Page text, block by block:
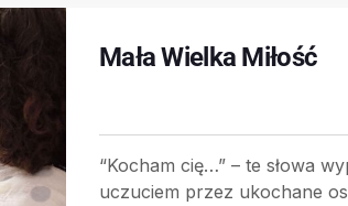
Mała Wielka Miłość
“Kocham cię…” – te słowa
uczuciem przez ukochane